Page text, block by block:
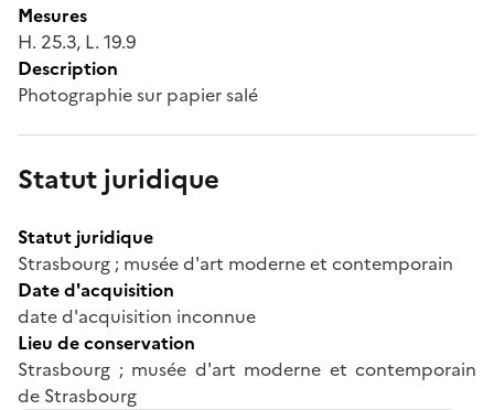
Mesures
H. 25.3, L. 19.9
Description
Photographie sur papier salé
Statut juridique
Statut juridique
Strasbourg ; musée d'art moderne et contemporain
Date d'acquisition
date d'acquisition inconnue
Lieu de conservation
Strasbourg ; musée d'art moderne et contemporain
de Strasbourg